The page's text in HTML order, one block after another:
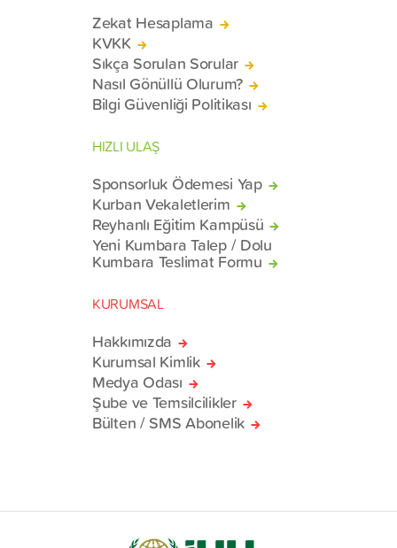
Zekat Hesaplama
KVKK
Sıkça Sorulan Sorular
Nasıl Gönüllü Olurum?
Bilgi Güvenliği Politikası
HIZLI ULAŞ
Sponsorluk Ödemesi Yap
Kurban Vekaletlerim
Reyhanlı Eğitim Kampüsü
Yeni Kumbara Talep / Dolu
Kumbara Teslimat Formu
KURUMSAL
Hakkımızda
Kurumsal Kimlik
Medya Odası
Şube ve Temsilcilikler
Bülten / SMS Abonelik